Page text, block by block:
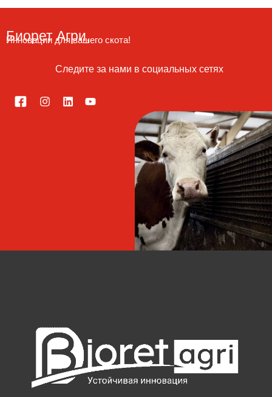
Биорет Агри,
Инновации для вашего скота!
Следите за нами в социальных сетях